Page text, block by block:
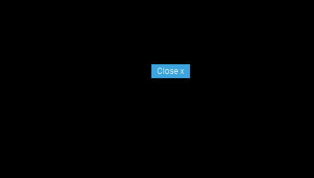
Close x